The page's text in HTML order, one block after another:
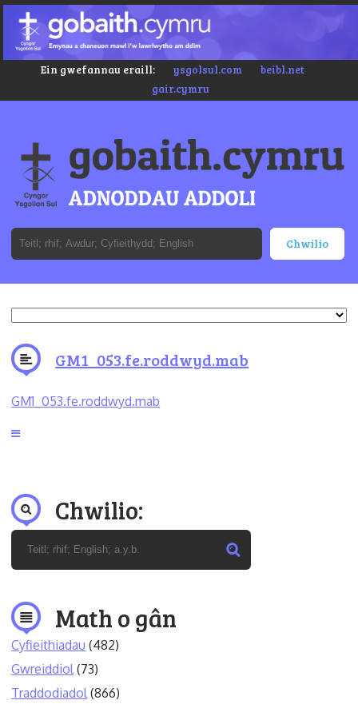
Ein gwefannau eraill: ysgolsul.com
beibl.net
gair.cymru
GM1_053.fe.roddwyd.mab
GM1_053.fe.roddwyd.mab
Chwilio:
Math o gân
Cyfieithiadau (482)
Gwreiddiol (73)
Traddodiadol (866)